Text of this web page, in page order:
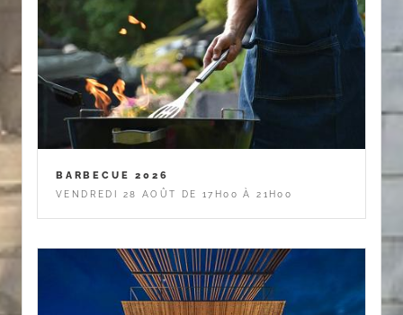
BARBECUE 2026
VENDREDI 28 AOÛT DE 17H00 À 21H00